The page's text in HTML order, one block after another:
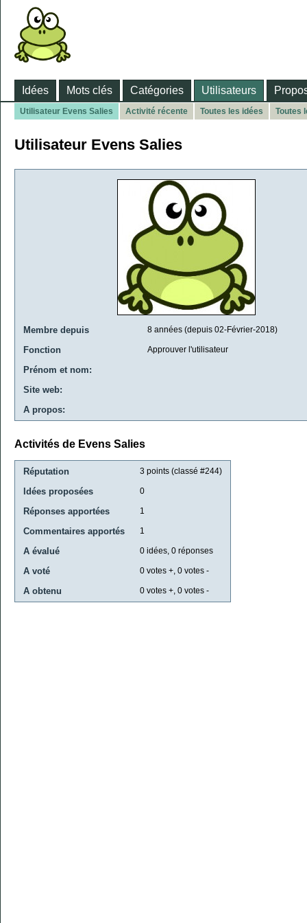
Idées Mots clés Catégories Utilisateurs
Utilisateur Evens Salies Activité récente Toutes les idées Toutes
Utilisateur Evens Salies
Membre depuis 8 années (depuis 02-Février-2018)
Fonction Approuver l'utilisateur
Prénom et nom:
Site web:
A propos:
Activités de Evens Salies
Réputation 3 points (classé #244)
Idées proposées 0
Réponses apportées 1
Commentaires apportés 1
A évalué 0 idées, 0 réponses
A voté 0 votes +, 0 votes -
A obtenu 0 votes +, 0 votes -